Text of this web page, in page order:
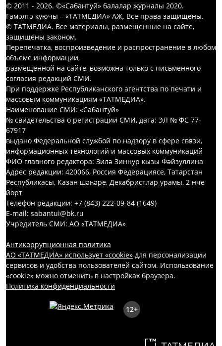
© 2011 - 2026. ©«Сабантуй» балалар журналы 2020.
Гамәлгә куючы – «ТАТМЕДИА» АҖ. Все права защищены.
© ТАТМЕДИА. Все материалы, размещенные на сайте,
защищены законом.
Перепечатка, воспроизведение и распространение в любом
объеме информации,
размещенной на сайте, возможна только с письменного
согласия редакций СМИ.
При поддержке Республиканского агентства по печати и
массовым коммуникациям «ТАТМЕДИА».
Наименование СМИ: «Сабантуй»
№ свидетельства о регистрации СМИ, дата: ЭЛ № ФС 77-
67917
выдано Федеральной службой по надзору в сфере связи,
информационных технологий и массовых коммуникаций
ФИО главного редактора: Зилә Зиннур кызы Фәйзуллина
Адрес редакции: 420066, Россия Федерациясе, Татарстан
Республикасы, Казан шәһәре, Декабристлар урамы, 2 нче
йорт
Телефон редакции: +7 (843) 222-09-84 (1649)
E-mail: sabantui@bk.ru
Учредитель СМИ: АО «ТАТМЕДИА»
Антикоррупционная политика
АО «ТАТМЕДИА» использует «cookie» для персонализации
сервисов и удобства пользователей сайтом. Использование
«cookie» можно отменить в настройках браузера.
Политика конфиденциальности
12+